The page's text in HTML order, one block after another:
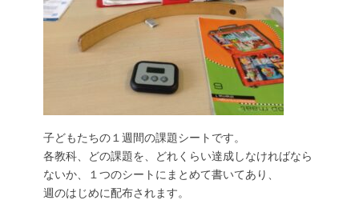
子どもたちの１週間の課題シートです。
各教科、どの課題を、どれくらい達成しなければなら
ないか、１つのシートにまとめて書いてあり、
週のはじめに配布されます。